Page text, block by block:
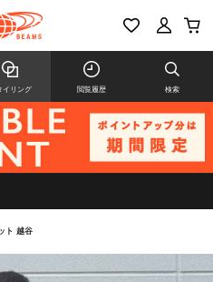
イリング 閲覧履歴 検索
ト 越谷